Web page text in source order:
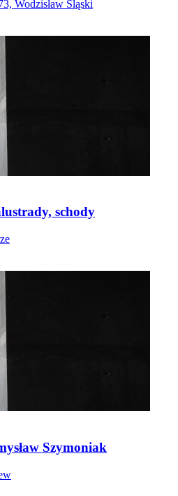
Wodzisław Śląski
schody
Szymoniak